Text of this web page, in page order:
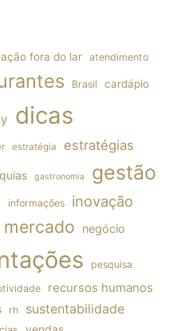
fora do lar atendimento
Brasil cardápio
dicas
estratégia estratégias
gastronomia gestão
informações inovação
mercado negócio
pesquisa
recursos humanos
rh sustentabilidade